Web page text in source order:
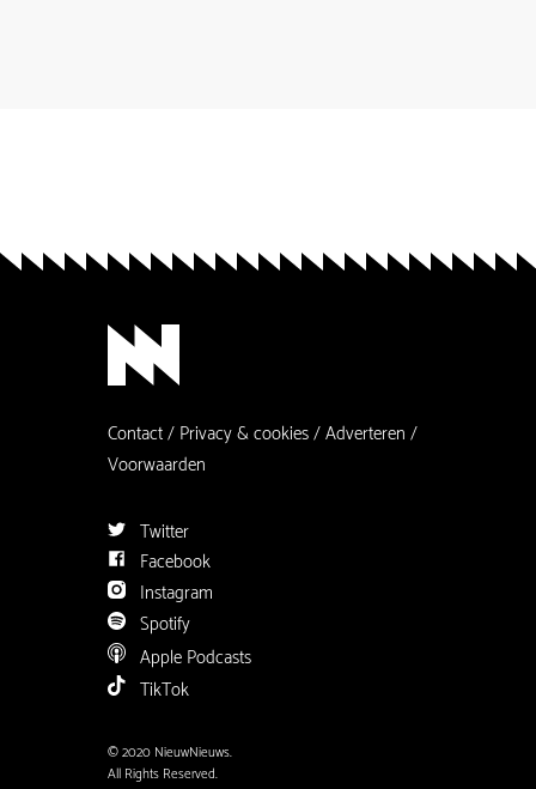
Contact Privacy & cookies Adverteren
Voorwaarden
Twitter
Facebook
Instagram
Spotify
Apple Podcasts
TikTok
© 2020 NieuwNieuws.
All Rights Reserved.